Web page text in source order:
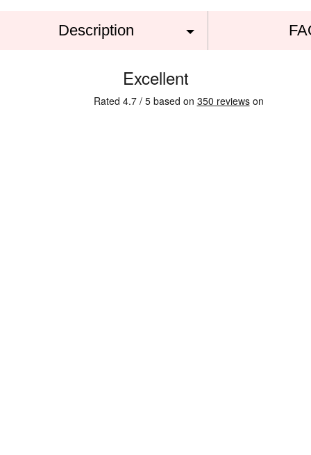
Description